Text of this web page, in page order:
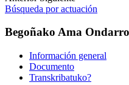
Búsqueda por actuación
Begoñako Ama
Información general
Documento
Transkribatuko?